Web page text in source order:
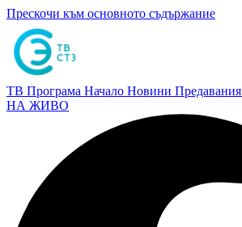
Прескочи към основното съдържание
ТВ Програма Начало Новини Предавания
НА ЖИВО